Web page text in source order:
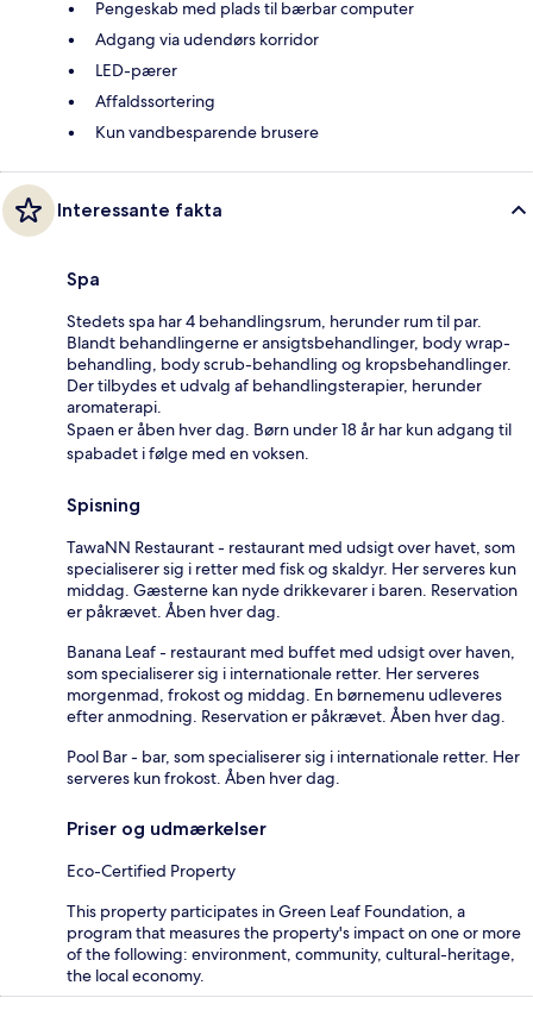
Pengeskab med plads til bærbar computer
Adgang via udendørs korridor
LED-pærer
Affaldssortering
Kun vandbesparende brusere
Interessante fakta
Spa
Stedets spa har 4 behandlingsrum, herunder rum til par.
Blandt behandlingerne er ansigtsbehandlinger, body wrap-
behandling, body scrub-behandling og kropsbehandlinger.
Der tilbydes et udvalg af behandlingsterapier, herunder
aromaterapi.
Spaen er åben hver dag. Børn under 18 år har kun adgang til
spabadet i følge med en voksen.
Spisning
TawaNN Restaurant - restaurant med udsigt over havet, som
specialiserer sig i retter med fisk og skaldyr. Her serveres kun
middag. Gæsterne kan nyde drikkevarer i baren. Reservation
er påkrævet. Åben hver dag.
Banana Leaf - restaurant med buffet med udsigt over haven,
som specialiserer sig i internationale retter. Her serveres
morgenmad, frokost og middag. En børnemenu udleveres
efter anmodning. Reservation er påkrævet. Åben hver dag.
Pool Bar - bar, som specialiserer sig i internationale retter. Her
serveres kun frokost. Åben hver dag.
Priser og udmærkelser
Eco-Certified Property
This property participates in Green Leaf Foundation, a
program that measures the property's impact on one or more
of the following: environment, community, cultural-heritage,
the local economy.